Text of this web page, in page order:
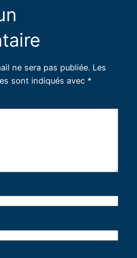
ne sera pas publiée. Les
sont indiqués avec *